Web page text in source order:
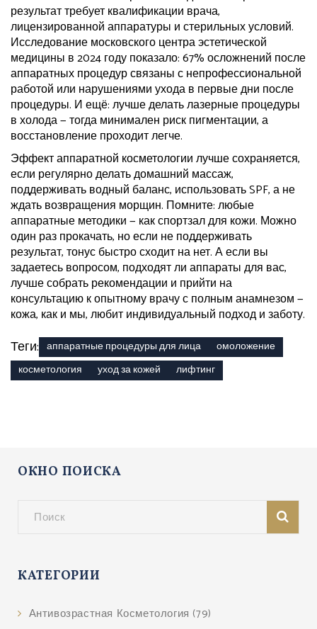
результат требует квалификации врача,
лицензированной аппаратуры и стерильных условий.
Исследование московского центра эстетической
медицины в 2024 году показало: 67% осложнений после
аппаратных процедур связаны с непрофессиональной
работой или нарушениями ухода в первые дни после
процедуры. И ещё: лучше делать лазерные процедуры
в холода — тогда минимален риск пигментации, а
восстановление проходит легче.
Эффект аппаратной косметологии лучше сохраняется,
если регулярно делать домашний массаж,
поддерживать водный баланс, использовать SPF, а не
ждать возвращения морщин. Помните: любые
аппаратные методики — как спортзал для кожи. Можно
один раз прокачать, но если не поддерживать
результат, тонус быстро сходит на нет. А если вы
задаетесь вопросом, подходят ли аппараты для вас,
лучше собрать рекомендации и прийти на
консультацию к опытному врачу с полным анамнезом —
кожа, как и мы, любит индивидуальный подход и заботу.
Теги: аппаратные процедуры для лица
омоложение
косметология
уход за кожей лифтинг
ОКНО ПОИСКА
КАТЕГОРИИ
Антивозрастная Косметология (79)